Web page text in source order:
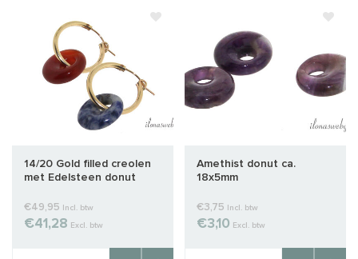
14/20 Gold filled creolen
met Edelsteen donut
€49,95 Incl. btw
€41,28 Excl. btw
Amethist donut ca.
18x5mm
€3,75 Incl. btw
€3,10 Excl. btw